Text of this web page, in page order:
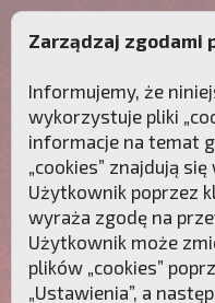
Zarządzaj zgodami
Informujemy, że
wykorzystuje pliki
informacje na temat
„cookies” znajdują się
Użytkownik poprzez
wyraża zgodę na
Użytkownik może
plików „cookies”
„Ustawienia”, a